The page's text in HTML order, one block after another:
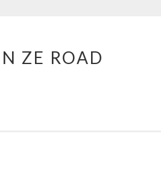
ZE ROAD